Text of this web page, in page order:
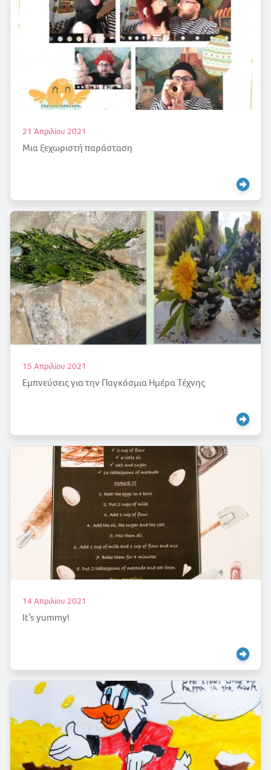
21 Απριλίου 2021
Μια ξεχωριστή παράσταση
15 Απριλίου 2021
Εμπνεύσεις για την Παγκόσμια Ημέρα Τέχνης
14 Απριλίου 2021
It’s yummy!